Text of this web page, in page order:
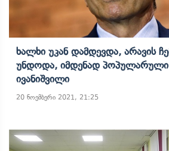
Ხალხი Უკან Დამდევდა, Არავის
Უნდოდა, Იმდენად Პოპულარული
Ივანიშვილი
20 ნოემბერი 2021, 21:25